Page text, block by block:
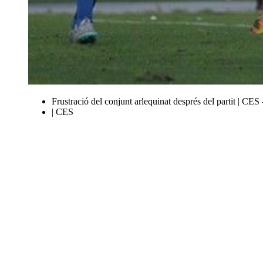
Frustració del conjunt arlequinat després del partit | CES
| CES